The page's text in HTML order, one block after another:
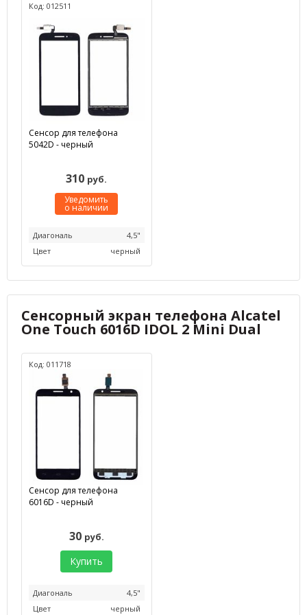
Код: 012511
Сенсор для телефона
5042D - черный
310 руб.
Уведомить
о наличии
Диагональ
4,5"
Цвет
черный
Сенсорный экран телефона Alcatel
One Touch 6016D IDOL 2 Mini Dual
Код: 011718
Сенсор для телефона
6016D - черный
30 руб.
Купить
Диагональ
4,5"
Цвет
черный